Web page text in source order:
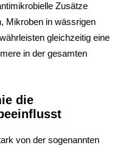
Zusätze
Mikroben in wässrigen
gleichzeitig eine
in der gesamten
die
von der sogenannten